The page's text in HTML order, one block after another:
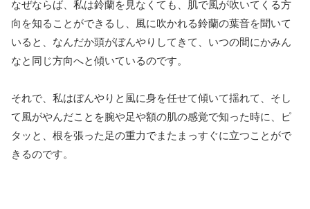
なぜならば、私は鈴蘭を見なくても、肌で風が吹いてくる方
向を知ることができるし、風に吹かれる鈴蘭の葉音を聞いて
いると、なんだか頭がぼんやりしてきて、いつの間にかみん
なと同じ方向へと傾いているのです。
それで、私はぼんやりと風に身を任せて傾いて揺れて、そし
て風がやんだことを腕や足や額の肌の感覚で知った時に、ピ
タッと、根を張った足の重力でまたまっすぐに立つことがで
きるのです。